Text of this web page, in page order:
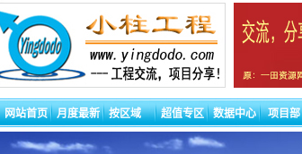
网站首页 月度最新 按区域 超值专区 数据中心 项目部